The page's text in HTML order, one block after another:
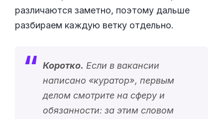
различаются заметно, поэтому дальше
разбираем каждую ветку отдельно.
Коротко. Если в вакансии
написано «куратор», первым
делом смотрите на сферу и
обязанности: за этим словом